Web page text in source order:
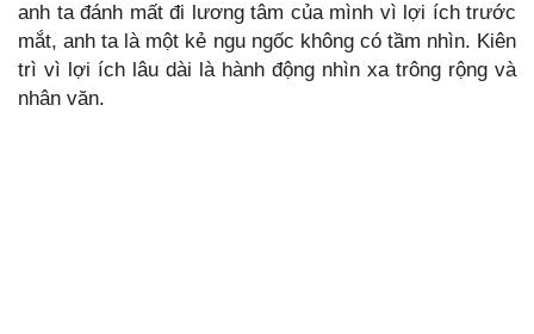
anh ta đánh mất đi lương tâm của mình vì lợi ích trước
mắt, anh ta là một kẻ ngu ngốc không có tầm nhìn. Kiên
trì vì lợi ích lâu dài là hành động nhìn xa trông rộng và
nhân văn.